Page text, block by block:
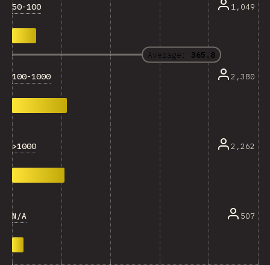
Average: 365.8
50-100 1,049
100-1000 2,380
>1000 2,262
N/A 507